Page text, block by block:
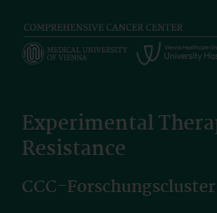
main
Experimental
Resistance
CCC-Forschungscluster